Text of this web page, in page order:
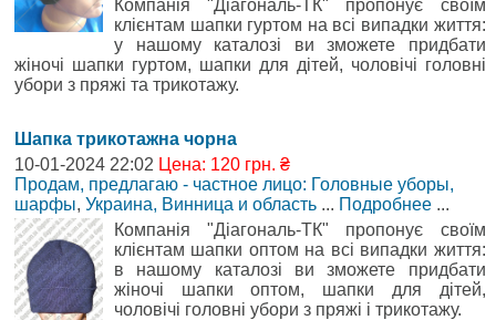
Компанія "Діагональ-ТК" пропонує своїм
клієнтам шапки гуртом на всі випадки життя:
у нашому каталозі ви зможете придбати
жіночі шапки гуртом, шапки для дітей, чоловічі головні
убори з пряжі та трикотажу.
Шапка трикотажна чорна
10-01-2024 22:02 Цена: 120 грн. ₴
Продам, предлагаю - частное лицо: Головные уборы,
шарфы, Украина, Винница и область ... Подробнее ...
Компанія "Діагональ-ТК" пропонує своїм
клієнтам шапки оптом на всі випадки життя:
в нашому каталозі ви зможете придбати
жіночі шапки оптом, шапки для дітей,
чоловічі головні убори з пряжі і трикотажу.